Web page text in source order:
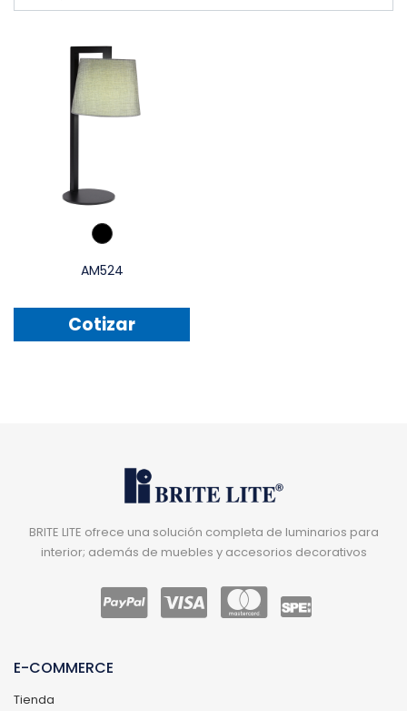
AM524
Cotizar
BRITE LITE ofrece una solución completa de luminarios para
interior; además de muebles y accesorios decorativos
E-COMMERCE
Tienda